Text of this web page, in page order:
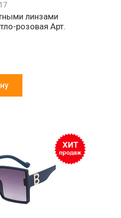
Все товары
в наличии
на складе
линзами
розовая Арт.